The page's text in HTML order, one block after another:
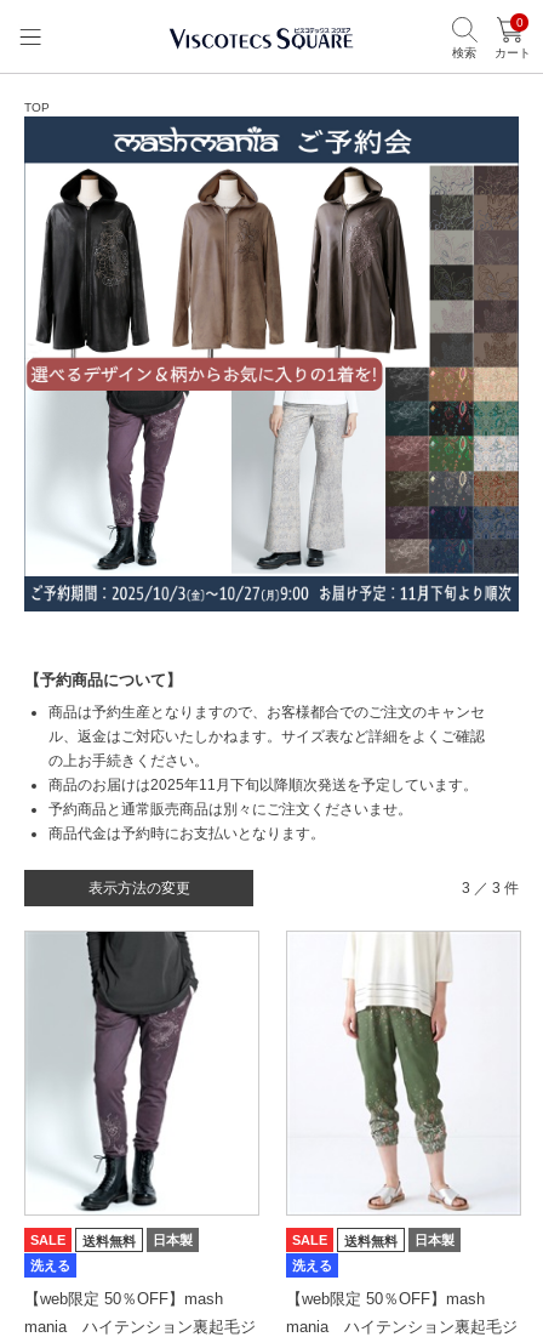
検索
0
カート
TOP
【予約商品について】
商品は予約生産となりますので、お客様都合でのご注文のキャンセ
ル、返金はご対応いたしかねます。サイズ表など詳細をよくご確認
の上お手続きください。
商品のお届けは2025年11月下旬以降順次発送を予定しています。
予約商品と通常販売商品は別々にご注文くださいませ。
商品代金は予約時にお支払いとなります。
表示方法の変更 3 ／ 3 件
SALE 送料無料
日本製
洗える
【web限定 50％OFF】mash
mania ハイテンション裏起毛ジ
SALE 送料無料
日本製
洗える
【web限定 50％OFF】mash
mania ハイテンション裏起毛ジ